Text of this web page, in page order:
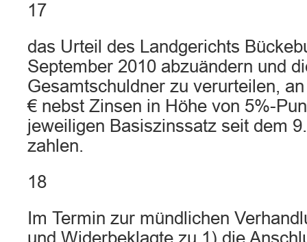
17
das Urteil des Landgerichts
September 2010 abzuändern und
Gesamtschuldner zu verurteilen,
€ nebst Zinsen in Höhe von 5%-
jeweiligen Basiszinssatz seit dem
zahlen.
18
Im Termin zur mündlichen
und Widerbeklagte zu 1) die